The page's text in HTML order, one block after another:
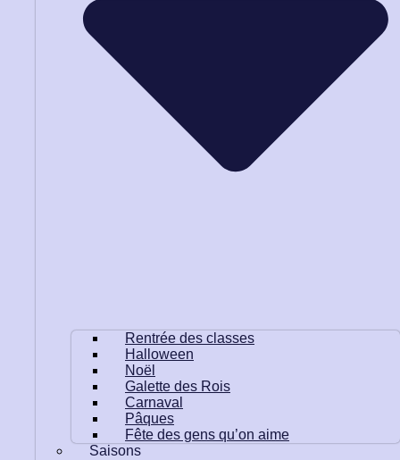
Rentrée des classes
Halloween
Noël
Galette des Rois
Carnaval
Pâques
Fête des gens qu’on aime
Saisons